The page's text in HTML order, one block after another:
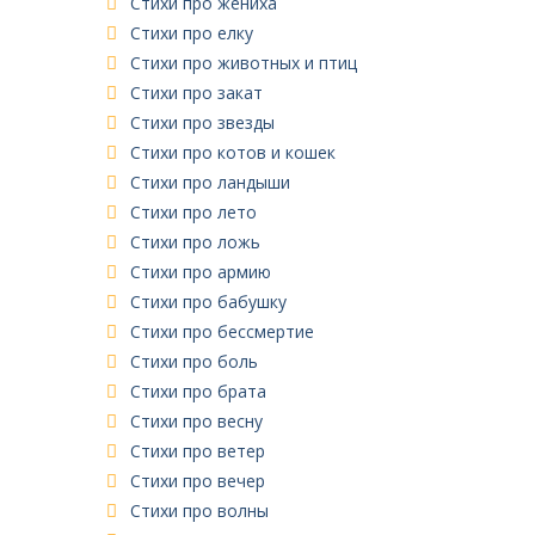
Стихи про елку
Стихи про животных и птиц
Стихи про закат
Стихи про звезды
Стихи про котов и кошек
Стихи про ландыши
Стихи про лето
Стихи про ложь
Стихи про армию
Стихи про бабушку
Стихи про бессмертие
Стихи про боль
Стихи про брата
Стихи про весну
Стихи про ветер
Стихи про вечер
Стихи про волны